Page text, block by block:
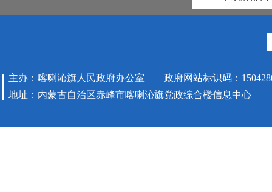
主办：喀喇沁旗人民政府办公室 政府网站标识码：
地址：内蒙古自治区赤峰市喀喇沁旗党政综合楼信息中心